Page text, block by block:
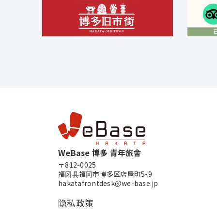
WeBase 博多 青年旅舍
〒812-0025
福冈县福冈市博多区店屋町5-9
hakatafrontdesk@we-base.jp
隐私政策